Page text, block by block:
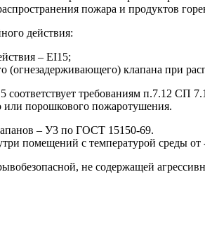
пожара и продуктов
действия:
– EI15;
(огнезадерживающего) клапана при
соответствует требованиям п.7.12
или порошкового пожаротушения.
– У3 по ГОСТ 15150-69.
помещений с температурой среды
не содержащей